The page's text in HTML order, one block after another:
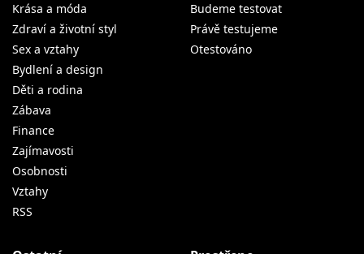
Krása a móda
Zdraví a životní styl
Sex a vztahy
Bydlení a design
Děti a rodina
Zábava
Finance
Zajímavosti
Osobnosti
Vztahy
RSS
Budeme testovat
Právě testujeme
Otestováno